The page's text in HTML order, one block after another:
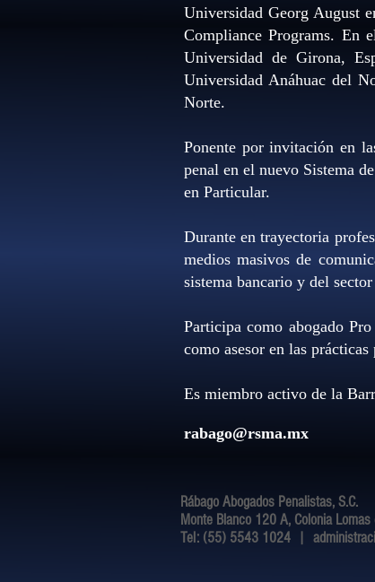
Universidad Georg August
Compliance Programs. En
Universidad de Girona,
Universidad Anáhuac del
Norte.
Ponente por invitación en
penal en el nuevo Sistema
en Particular.
Durante en trayectoria
medios masivos de
sistema bancario y del
Participa como abogado
como asesor en las
Es miembro activo de la
rabago@rsma.mx
Rábago Abogados Penalistas, S.C.
Monte Blanco 120 A, Colonia
Tel: (55) 5543 1024 |